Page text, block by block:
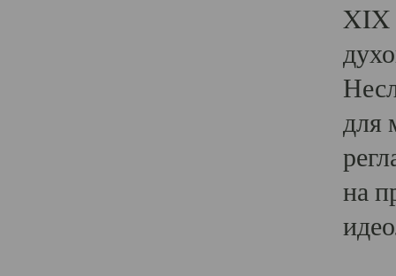
XIX
для
на